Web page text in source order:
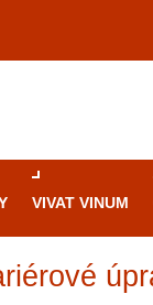
VIVAT VINUM